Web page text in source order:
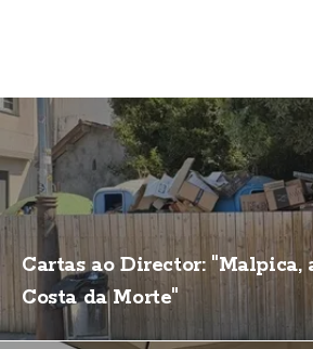
Cartas ao Director: "Malpica,
Costa da Morte"